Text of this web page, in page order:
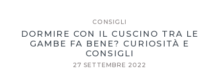
CONSIGLI
DORMIRE CON IL CUSCINO TRA LE
GAMBE FA BENE? CURIOSITÀ E
CONSIGLI
27 SETTEMBRE 2022